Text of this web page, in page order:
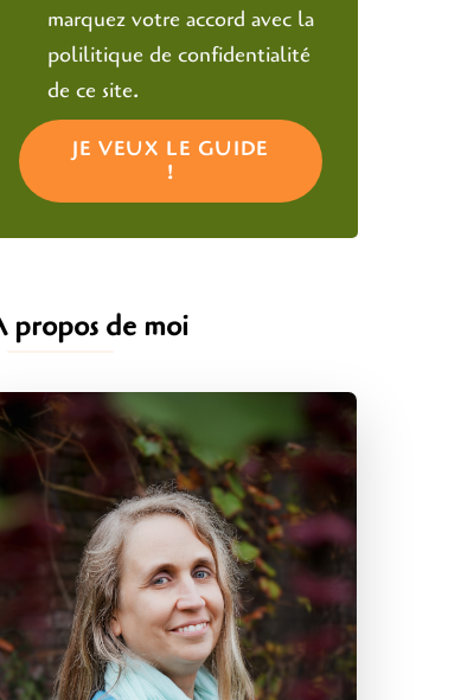
marquez votre accord avec la
polilitique de confidentialité
de ce site.
propos de moi